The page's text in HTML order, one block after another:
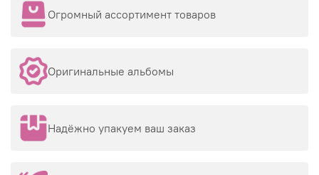
Огромный ассортимент товаров
Оригинальные альбомы
Надёжно упакуем ваш заказ